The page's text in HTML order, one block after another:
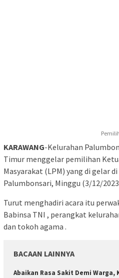
KARAWANG-Kelurahan
Timur menggelar pemilihan
Masyarakat (LPM) yang di gelar
Palumbonsari, Minggu (3/12/
Turut menghadiri acara itu
Babinsa TNI , perangkat
dan tokoh agama .
BACAAN LAINNYA
Abaikan Rasa Sakit Demi Warga,